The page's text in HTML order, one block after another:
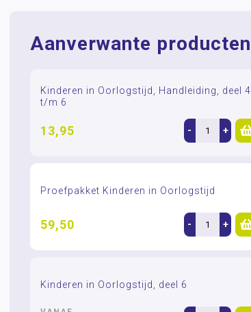
Aanverwante producten
Kinderen in Oorlogstijd, Handleiding, deel 4
t/m 6
13,95 - +
Proefpakket Kinderen in Oorlogstijd
59,50 - +
Kinderen in Oorlogstijd, deel 6